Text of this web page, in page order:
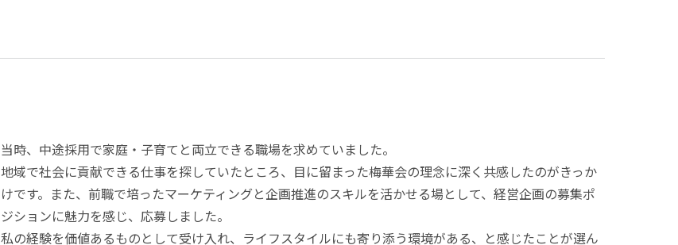
当時、中途採用で家庭・子育てと両立できる職場を求めていました。
地域で社会に貢献できる仕事を探していたところ、目に留まった梅華会の理念に深く共感したのがきっか
けです。また、前職で培ったマーケティングと企画推進のスキルを活かせる場として、経営企画の募集ポ
ジションに魅力を感じ、応募しました。
私の経験を価値あるものとして受け入れ、ライフスタイルにも寄り添う環境がある、と感じたことが選ん